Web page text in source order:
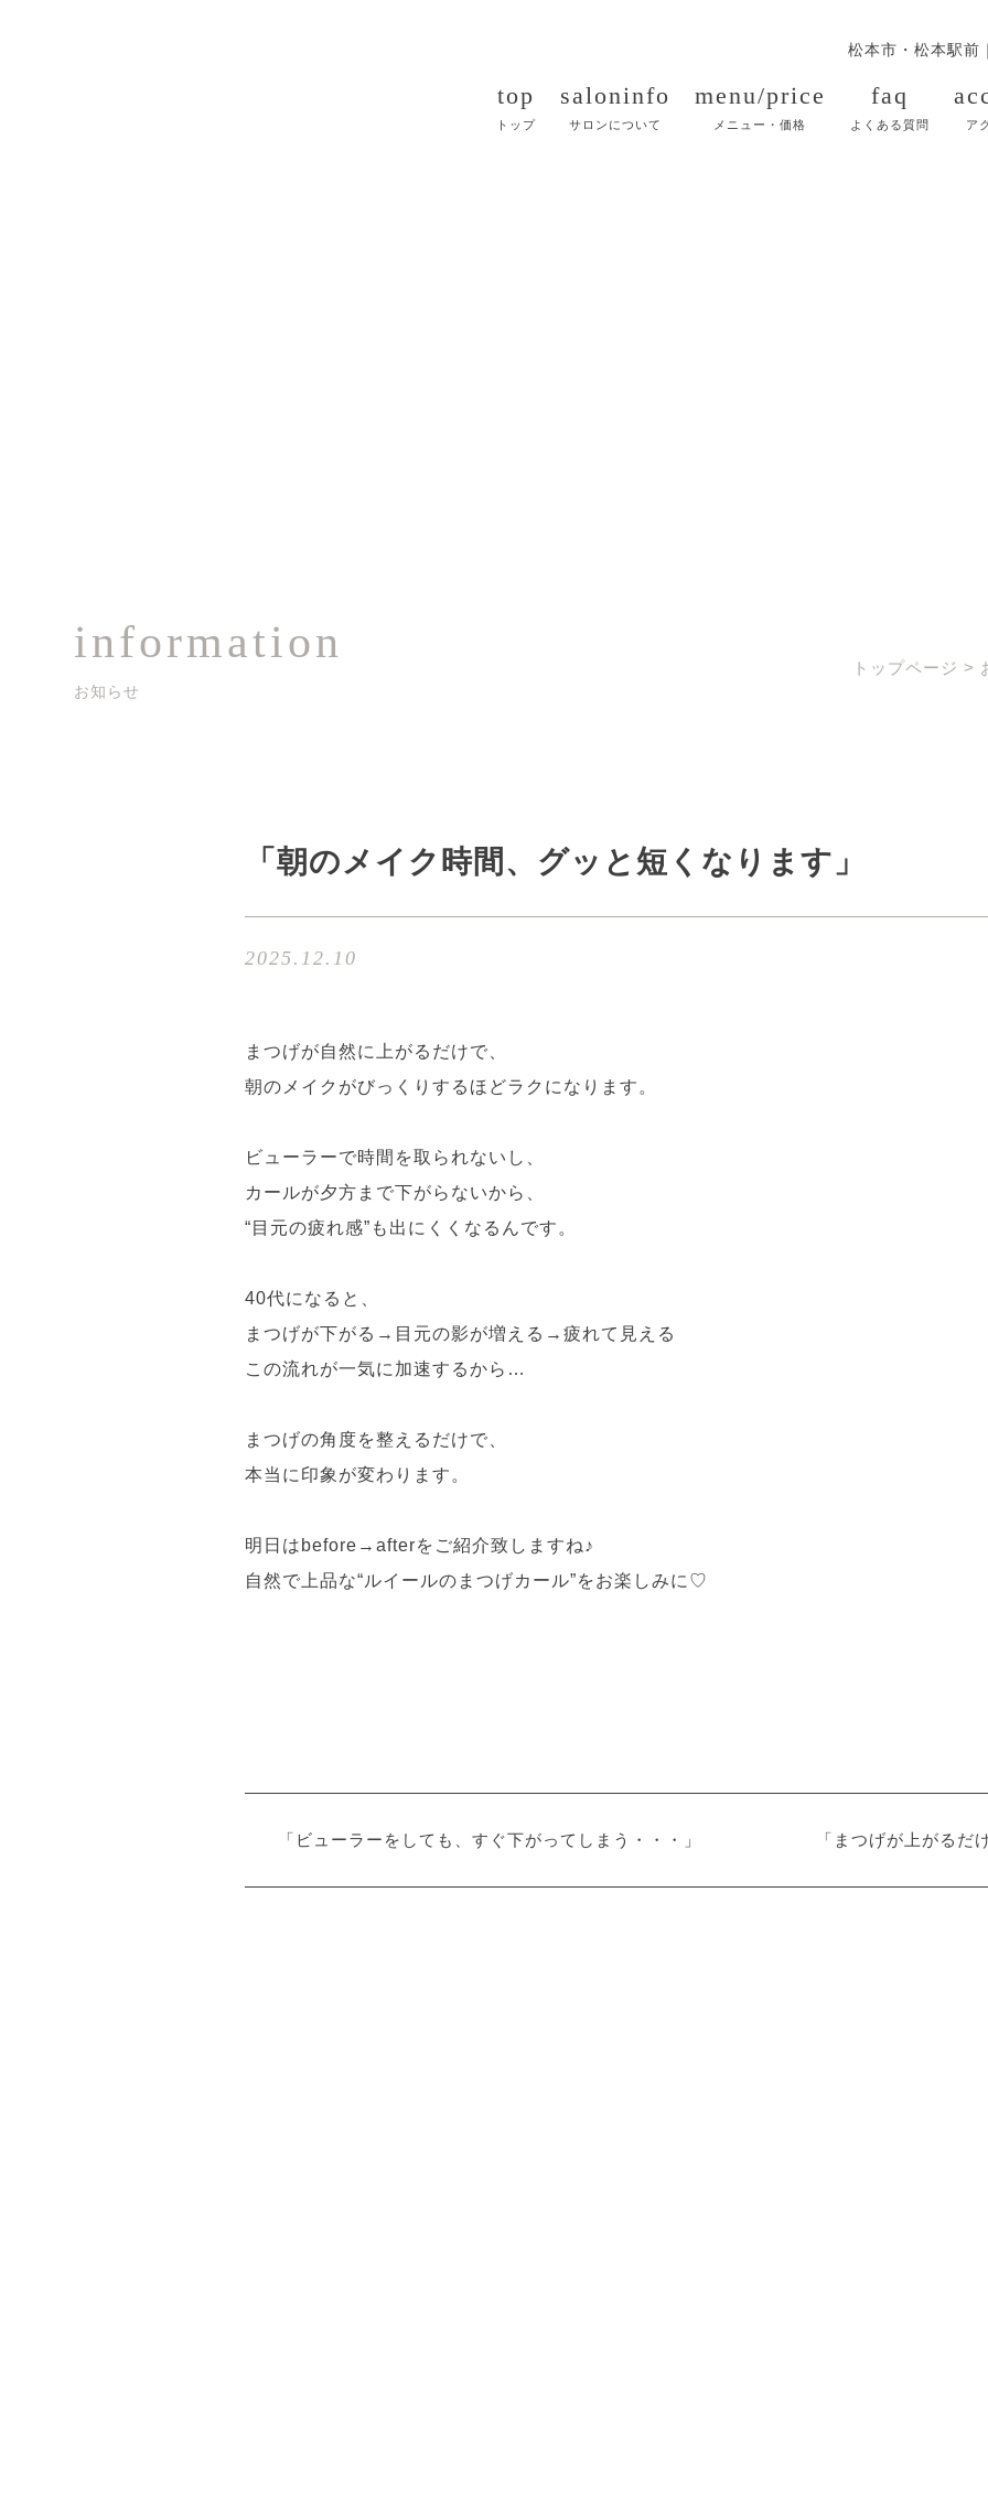
松本市・松本駅前｜
top
トップ
saloninfo
サロンについて
menu/price
メニュー・価格
faq
よくある質問 ア
information
お知らせ
トップページ >
「朝のメイク時間、グッと短くなります」
2025.12.10
まつげが自然に上がるだけで、
朝のメイクがびっくりするほどラクになります。
ビューラーで時間を取られないし、
カールが夕方まで下がらないから、
“目元の疲れ感”も出にくくなるんです。
40代になると、
まつげが下がる→目元の影が増える→疲れて見える
この流れが一気に加速するから…
まつげの角度を整えるだけで、
本当に印象が変わります。
明日はbefore→afterをご紹介致しますね♪
自然で上品な“ルイールのまつげカール”をお楽しみに♡
「ビューラーをしても、すぐ下がってしまう・・・」 「まつげが上がるだ